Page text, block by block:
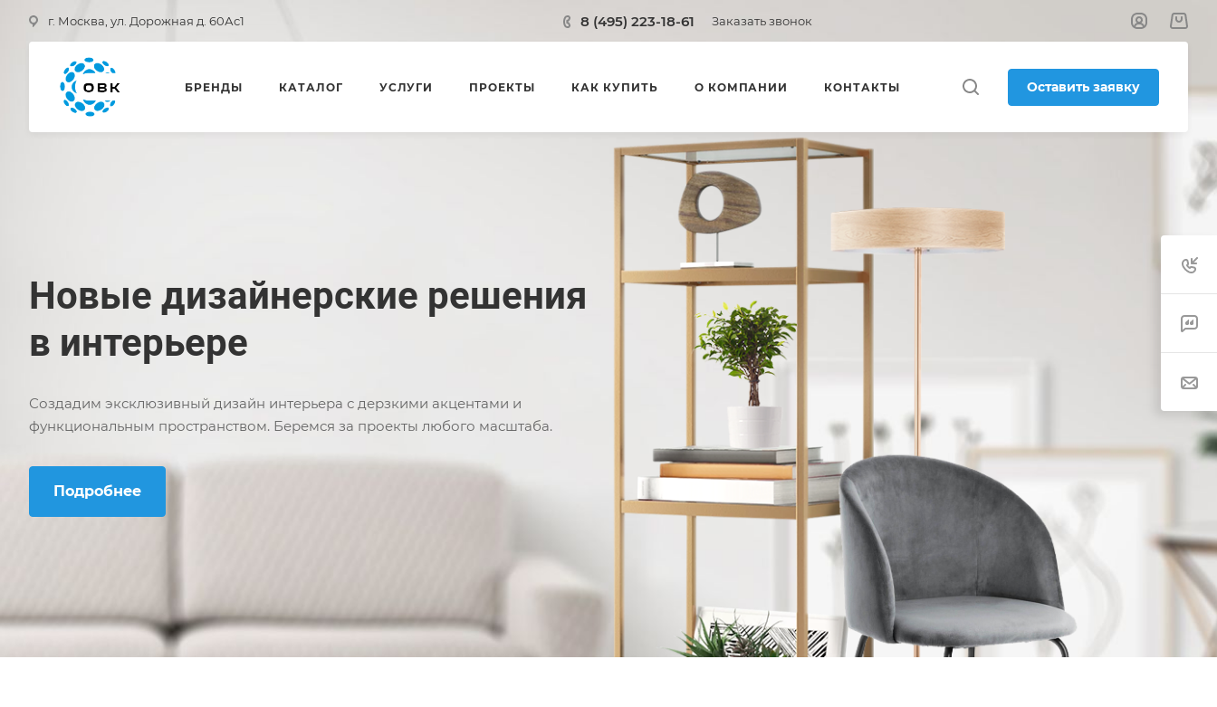
г. Москва, ул. Дорожная д. 60Ас1 8 (495) 223-18-61 Заказать звонок
БРЕНДЫ КАТАЛОГ УСЛУГИ ПРОЕКТЫ КАК КУПИТЬ О КОМПАНИИ КОНТАКТЫ Оставить заявку
Новые дизайнерские решения
в интерьере
Создадим эксклюзивный дизайн интерьера с дерзкими акцентами и
функциональным пространством. Беремся за проекты любого масштаба.
Подробнее